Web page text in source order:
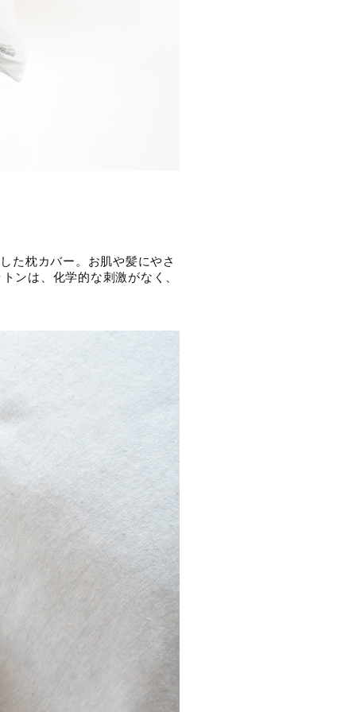
た枕カバー。お肌や髪にやさ
ンは、化学的な刺激がなく、